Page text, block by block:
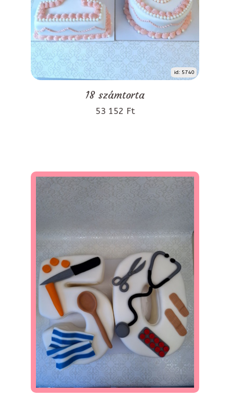
id: 5740
18 számtorta
53 152 Ft